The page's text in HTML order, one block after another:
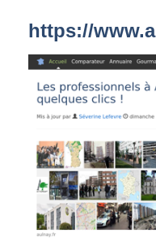
https://